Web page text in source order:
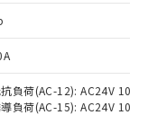
負荷(AC-12): AC24V 10A/
負荷(AC-15): AC24V
意のうえ
）の非含
定のある
10物質）の
を出す予